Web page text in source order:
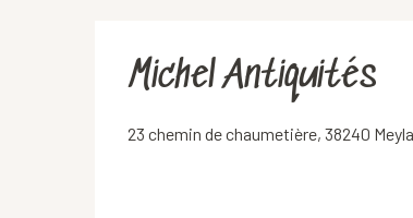
Michel Antiquités
23 chemin de chaumetière, 38240